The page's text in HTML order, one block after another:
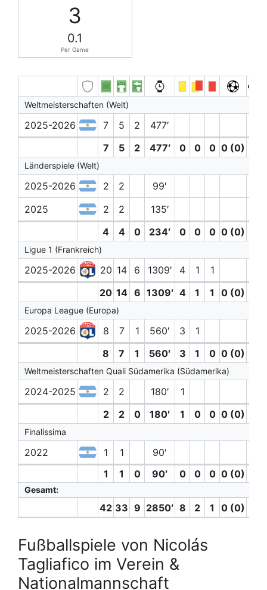
3
0.1
Per Game
Weltmeisterschaften (Welt)
2025-2026 7 5 2
477′
7
5 2 477′ 0 0 0 0 (0)
Länderspiele (Welt)
2025-2026 2 2
99′
2025
2 2
135′
4
4 0 234′ 0 0 0 0 (0)
Ligue 1 (Frankreich)
2025-2026 20 14 6 1309′ 4 1 1
20 14 6 1309′ 4 1 1 0 (0)
Europa League (Europa)
2025-2026 8 7 1 560′ 3
1
8
7 1 560′ 3 1 0 0 (0)
Weltmeisterschaften Quali Südamerika (Südamerika)
2024-2025 2 2 180′
1
2
2 0 180′ 1 0 0 0 (0)
Finalissima
2022 1 1
90′
1
1 0 90′ 0 0 0 0 (0)
Gesamt:
42 33 9 2850′ 8 2 1 0 (0)
Fußballspiele von Nicolás
Tagliafico im Verein &
Nationalmannschaft